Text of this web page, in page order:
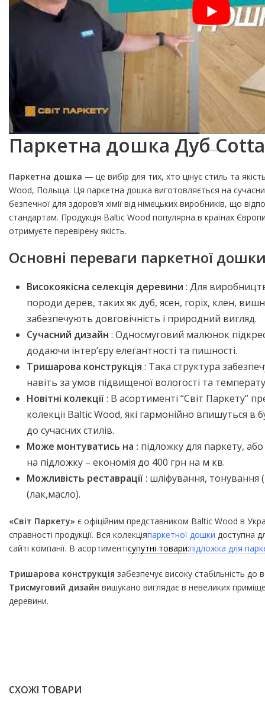
Паркетна дошка Дуб
Паркетна дошка — це вибір для тих, хто цінує стиль та
Wood, Польща. Ця паркетна дошка виготовляється на сучасних
безпечної для здоров’я хімії від німецьких виробників, що
стандартам. Продукція Baltic Wood популярна в країнах
отримуєте перевірену якість.
Основні переваги паркетної
Високоякісна селекція деревини : Для
породи дерев, таких як дуб, ясен, горіх, клен,
забезпечують довговічність і природний вигляд.
Сучасний дизайн : Односмуговий малюнок
додаючи інтер’єру елегантності та пишності.
Тришарова конструкція : Така структура
навіть за умов підвищеної вологості та
Новітні колекції: В асортименті “Світ Паркету”
колекції Baltic Wood, які гармонійно впишуться в
до сучасних стилів.
Може монтуватись на : підложку для паркету,
на підложку – економія до 400 грн на м кв.
Можливість реставрації: шліфування, тонування
(лак,масло).
«Світ Паркету» є офіційним представником Baltic Wood в
справності продукції. Вся колекціяпаркетної дошки доступна
сайті компанії. В асортиментісупутні товари:підложка для
Тришарова конструкція забезпечує високу стабільність до
Трисмуговий дизайн вишукано виглядає в невеликих
деревини.
СХОЖІ ТОВАРИ